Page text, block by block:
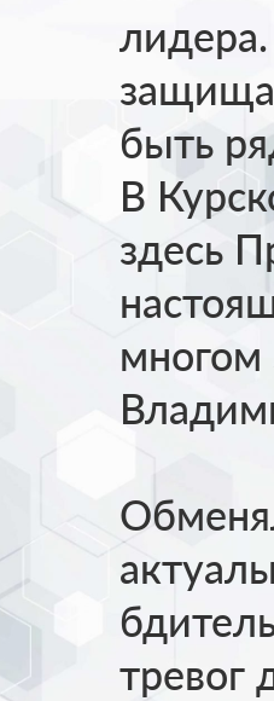
быть
В
здесь
многом
тревог